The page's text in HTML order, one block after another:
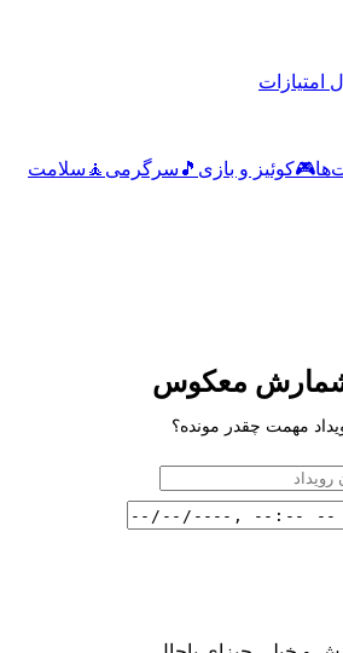
امتیازات
🎮کوئیز و بازی 🎵 سرگرمی 🧘 سلامت
معکوس
مهمت چقدر مونده؟